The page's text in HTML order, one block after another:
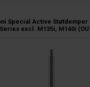
Special Active Støtdemper
Series excl. M135i, M140i